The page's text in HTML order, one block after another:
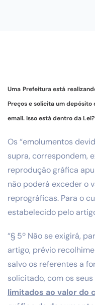
Uma Prefeitura está
Preços e solicita um
email. Isso está dentro da Lei?
Os “emolumentos
supra, correspondem,
reprodução gráfica
não poderá exceder o
reprográficas. Para o
estabelecido pelo
“§ 5º Não se exigirá,
artigo, prévio
salvo os referentes a
solicitado, com os
limitados ao valor do